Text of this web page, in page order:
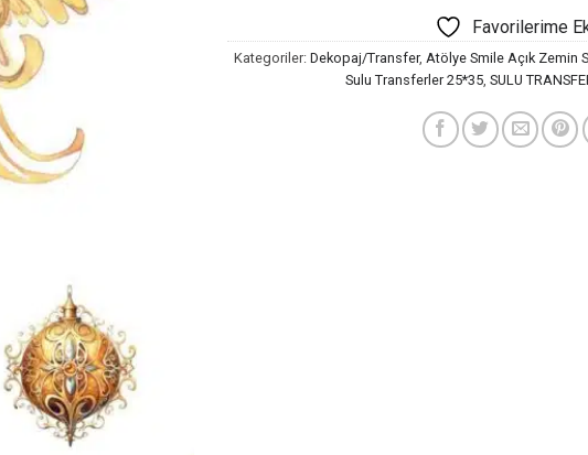
Favorilerime
Kategoriler: Dekopaj/Transfer, Atölye Smile Açık Zemin
Sulu Transferler 25*35, SULU